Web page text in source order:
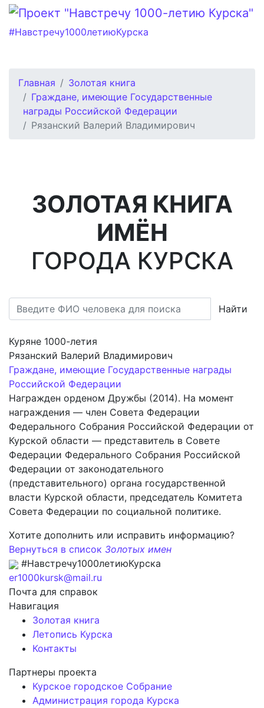
#Навстречу1000летиюКурска
Главная
Золотая книга
Граждане, имеющие Государственные
награды Российской Федерации
Рязанский Валерий Владимирович
ЗОЛОТАЯ КНИГА
ИМЁН
ГОРОДА КУРСКА
Найти
Куряне 1000-летия
Рязанский Валерий Владимирович
Граждане, имеющие Государственные награды
Российской Федерации
Награжден орденом Дружбы (2014). На момент
награждения — член Совета Федерации
Федерального Собрания Российской Федерации от
Курской области — представитель в Совете
Федерации Федерального Собрания Российской
Федерации от законодательного
(представительного) органа государственной
власти Курской области, председатель Комитета
Совета Федерации по социальной политике.
Хотите дополнить или исправить информацию?
Вернуться в список Золотых имен
#Навстречу1000летиюКурска
er1000kursk@mail.ru
Почта для справок
Навигация
Золотая книга
Летопись Курска
Контакты
Партнеры проекта
Курское городское Собрание
Администрация города Курска